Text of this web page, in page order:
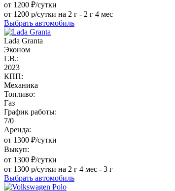
от 1200 ₽/сутки
от 1200 р/сутки на 2 г - 2 г 4 мес
Выбрать автомобиль
Lada Granta
Эконом
Г.В.:
2023
КПП:
Механика
Топливо:
Газ
График работы:
7/0
Аренда:
от 1300 ₽/сутки
Выкуп:
от 1300 ₽/сутки
от 1300 р/сутки на 2 г 4 мес - 3 г
Выбрать автомобиль